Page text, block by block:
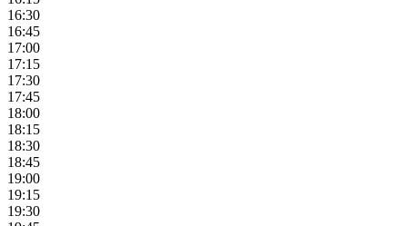
16:30
16:45
17:00
17:15
17:30
17:45
18:00
18:15
18:30
18:45
19:00
19:15
19:30